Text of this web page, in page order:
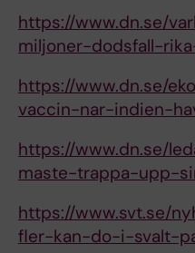
https://www.dn.se/
miljoner-dodsfall-
https://www.dn.se/
vaccin-nar-indien-
https://www.dn.se/
maste-trappa-upp-
https://www.svt.se/
fler-kan-do-i-svalt-